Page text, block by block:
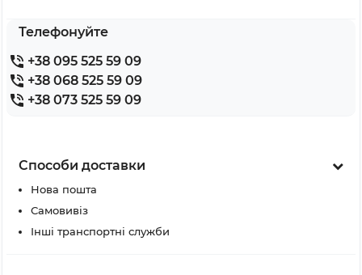
Телефонуйте
+38 095 525 59 09
+38 068 525 59 09
+38 073 525 59 09
Способи доставки
Нова пошта
Самовивіз
Інші транспортні служби